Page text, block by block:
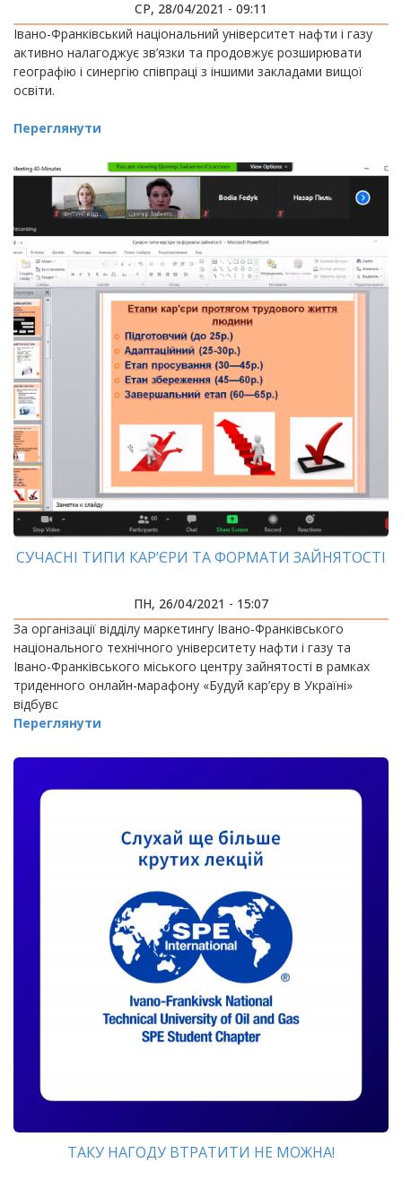
СР, 28/04/2021 - 09:11
Івано-Франківський національний університет нафти і газу
активно налагоджує зв’язки та продовжує розширювати
географію і синергію співпраці з іншими закладами вищої
освіти.
Переглянути
СУЧАСНІ ТИПИ КАР’ЄРИ ТА ФОРМАТИ ЗАЙНЯТОСТІ
ПН, 26/04/2021 - 15:07
За організації відділу маркетингу Івано-Франківського
національного технічного університету нафти і газу та
Івано-Франківського міського центру зайнятості в рамках
триденного онлайн-марафону «Будуй кар’єру в Україні»
відбувс
Переглянути
ТАКУ НАГОДУ ВТРАТИТИ НЕ МОЖНА!